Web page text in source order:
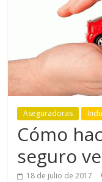
Aseguradoras
Cómo
seguro
18 de julio de 2017